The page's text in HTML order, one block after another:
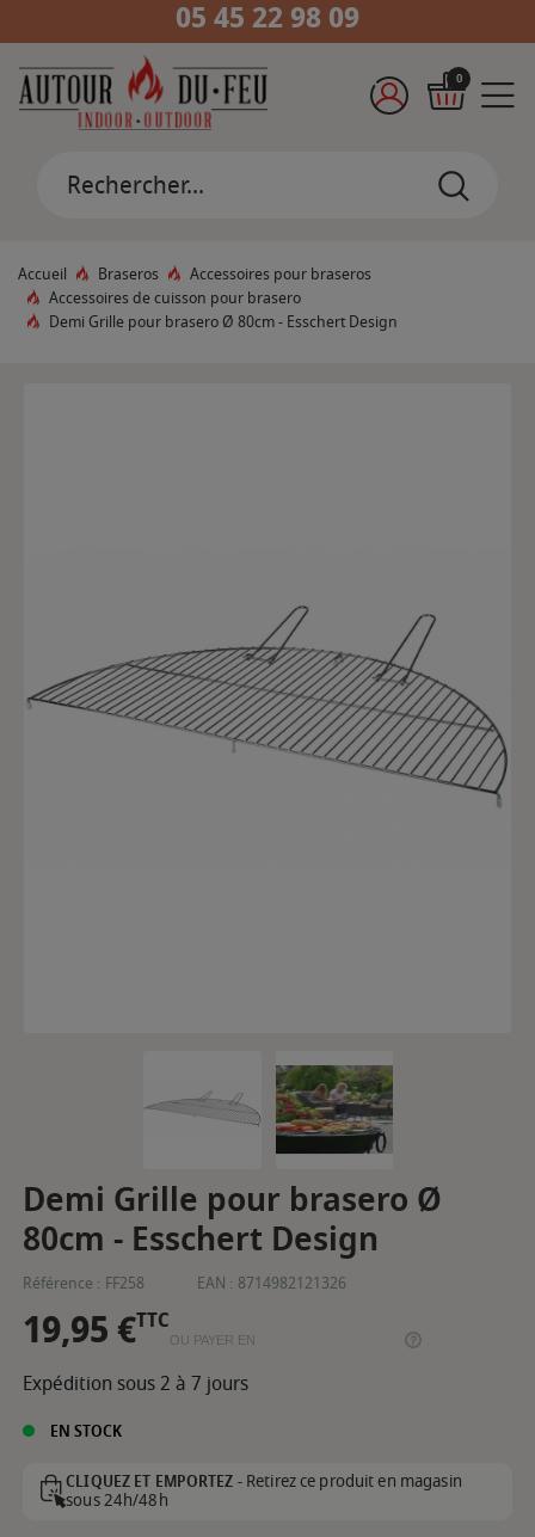
05 45 22 98 09
0
Accueil Braseros
Accessoires pour braseros
Accessoires de cuisson pour brasero
Demi Grille pour brasero Ø 80cm - Esschert Design
Demi Grille pour brasero Ø
80cm - Esschert Design
Référence : FF258 EAN : 8714982121326
19,95 €TTC
OU PAYER EN
Expédition sous 2 à 7 jours
EN STOCK
CLIQUEZ ET EMPORTEZ -Retirez ce produit en magasin
sous 24h/48h